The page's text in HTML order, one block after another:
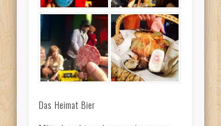
Das Heimat Bier